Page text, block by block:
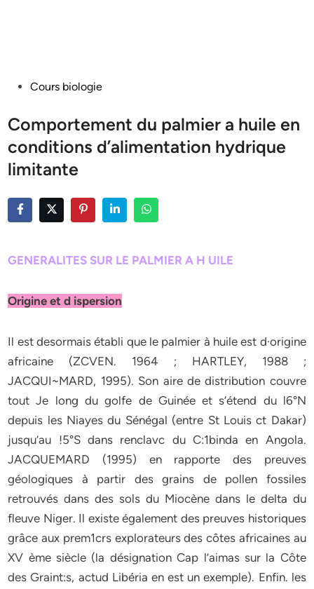
PostedCours biologie
Comportement du palmier a huile en
conditions d’alimentation hydrique
limitante
GENERALITES SUR LE PALMIER A H UILE
Origine et d ispersion
Il est desormais établi que le palmier à huile est d·origine
africaine (ZCVEN. 1964 ; HARTLEY, 1988 ;
JACQUI~MARD, 1995). Son aire de distribution couvre
tout Je long du golfe de Guinée et s’étend du l6°N
depuis les Niayes du Sénégal (entre St Louis ct Dakar)
jusqu’au !5°S dans renclavc du C:1binda en Angola.
JACQUEMARD (1995) en rapporte des preuves
géologiques à partir des grains de pollen fossiles
retrouvés dans des sols du Miocène dans le delta du
fleuve Niger. Il existe également des preuves historiques
grâce aux prem1crs explorateurs des côtes africaines au
XV ème siècle (la désignation Cap l’aimas sur la Côte
des Graint:s, actud Libéria en est un exemple). Enfin. les